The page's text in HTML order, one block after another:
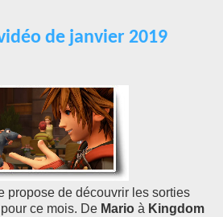
de janvier 2019
propose de découvrir les sorties
ce mois. De Mario à Kingdom